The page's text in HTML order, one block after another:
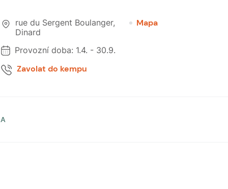
rue du Sergent Boulanger,
Dinard
Mapa
Provozní doba: 1.4. - 30.9.
Zavolat do kempu